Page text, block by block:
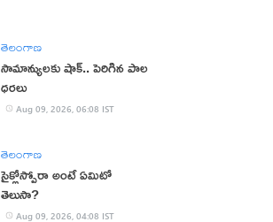
తెలంగాణ
సామాన్యులకు షాక్.. పెరిగిన పాల
ధరలు
Aug 09, 2026, 06:08 IST
తెలంగాణ
సైక్లోస్పోరా అంటే ఏమిటో
తెలుసా?
Aug 09, 2026, 04:08 IST